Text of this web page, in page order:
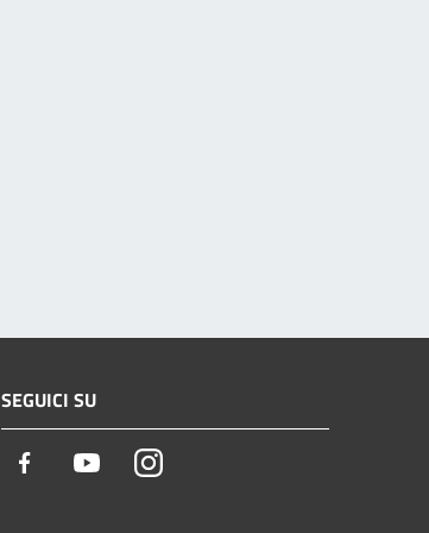
SEGUICI SU
Facebook YoutubeInstagram